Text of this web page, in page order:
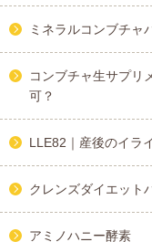
ミネラルコンブチャ
コンブチャ生サプリ
可？
LLE82｜産後のイラ
クレンズダイエット
アミノハニー酵素